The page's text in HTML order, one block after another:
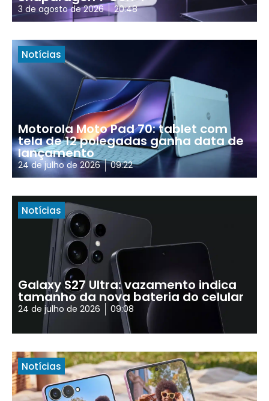
3 de agosto de 2026 20:48
Notícias
Motorola Moto Pad 70: tablet com
tela de 12 polegadas ganha data de
lançamento
24 de julho de 2026 09:22
Notícias
Galaxy S27 Ultra: vazamento indica
tamanho da nova bateria do celular
24 de julho de 2026 09:08
Notícias